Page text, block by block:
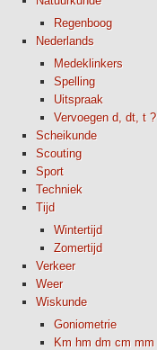
Regenboog
Nederlands
Medeklinkers
Spelling
Uitspraak
Vervoegen d, dt, t ?
Scheikunde
Scouting
Sport
Techniek
Tijd
Wintertijd
Zomertijd
Verkeer
Weer
Wiskunde
Goniometrie
Km hm dm cm mm